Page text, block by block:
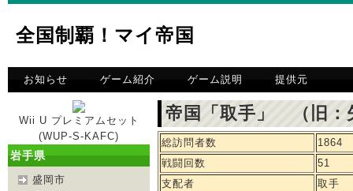
全国制覇！マイ帝国
お知らせ ゲーム紹介 ゲーム説明 提供元
Wii U プレミアムセット
(WUP-S-KAFC)
岩手県
盛岡市
帝国「取手」 （旧：
総訪問者数
1864
戦闘回数
51
支配者
取手